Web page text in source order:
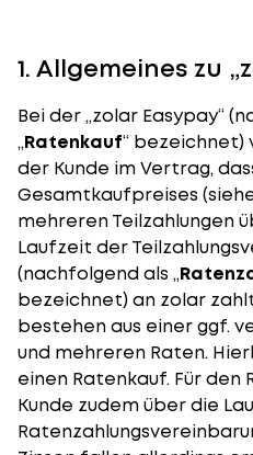
1. Allgemeines zu
Bei der „zolar Easypay“
„Ratenkauf“ bezeichnet)
der Kunde im Vertrag,
Gesamtkaufpreises
mehreren Teilzahlungen
Laufzeit der
(nachfolgend als „
bezeichnet) an zolar
bestehen aus einer ggf.
und mehreren Raten.
einen Ratenkauf. Für
Kunde zudem über die